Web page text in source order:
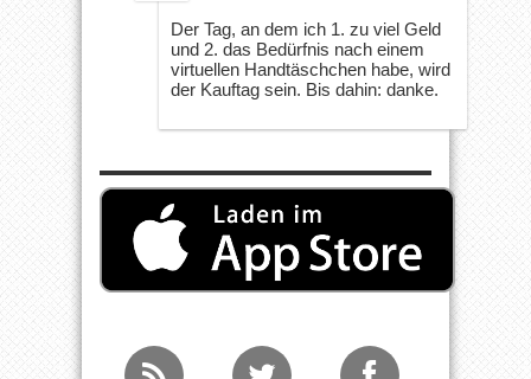
Der Tag, an dem ich 1. zu viel Geld
und 2. das Bedürfnis nach einem
virtuellen Handtäschchen habe, wird
der Kauftag sein. Bis dahin: danke.